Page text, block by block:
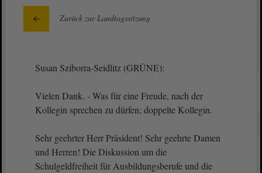
Zurück zur Landtagssitzung
Susan Sziborra-Seidlitz (GRÜNE):
Vielen Dank. - Was für eine Freude, nach der
Kollegin sprechen zu dürfen; doppelte Kollegin.
Sehr geehrter Herr Präsident! Sehr geehrte Damen
und Herren! Die Diskussion um die
Schulgeldfreiheit für Ausbildungsberufe und die